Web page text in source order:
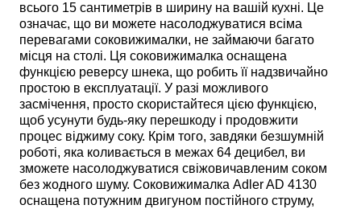
всього 15 сантиметрів в ширину на вашій кухні. Це
означає, що ви можете насолоджуватися всіма
перевагами соковижималки, не займаючи багато
місця на столі. Ця соковижималка оснащена
функцією реверсу шнека, що робить її надзвичайно
простою в експлуатації. У разі можливого
засмічення, просто скористайтеся цією функцією,
щоб усунути будь-яку перешкоду і продовжити
процес віджиму соку. Крім того, завдяки безшумній
роботі, яка коливається в межах 64 децибел, ви
зможете насолоджуватися свіжовичавленим соком
без жодного шуму. Соковижималка Adler AD 4130
оснащена потужним двигуном постійного струму,